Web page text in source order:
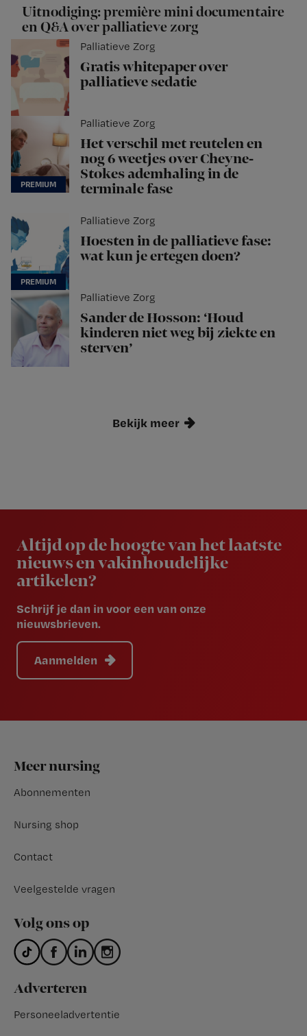
Uitnodiging: première mini documentaire
en Q&A over palliatieve zorg
Palliatieve Zorg
Gratis whitepaper over
palliatieve sedatie
Palliatieve Zorg
Het verschil met reutelen en
nog 6 weetjes over Cheyne-
Stokes ademhaling in de
terminale fase
Palliatieve Zorg
Hoesten in de palliatieve fase:
wat kun je ertegen doen?
Palliatieve Zorg
Sander de Hosson: ‘Houd
kinderen niet weg bij ziekte en
sterven’
Bekijk meer
Altijd op de hoogte van het laatste
nieuws en vakinhoudelijke
artikelen?
Schrijf je dan in voor een van onze
nieuwsbrieven.
Aanmelden
Footer
Meer nursing
Abonnementen
Nursing shop
Contact
Veelgestelde vragen
Volg ons op
Adverteren
Personeeladvertentie